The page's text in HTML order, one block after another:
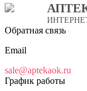
Обратная связь
Email
sale@aptekaok.ru
График работы